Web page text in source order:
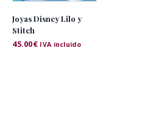
Joyas Disney Lilo y
Stitch
45.00€ IVA incluido